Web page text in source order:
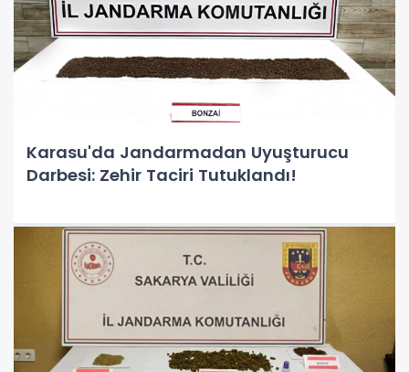
Karasu'da Jandarmadan Uyuşturucu
Darbesi: Zehir Taciri Tutuklandı!